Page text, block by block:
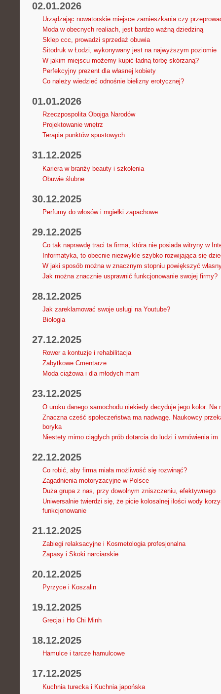
02.01.2026
Urządzając nowatorskie miejsce zamieszkania czy
Moda w obecnych realiach, jest bardzo ważną dziedziną
Sklep ccc, prowadzi sprzedaż obuwia
Sitodruk w Łodzi, wykonywany jest na najwyższym poziomie
W jakim miejscu możemy kupić ładną torbę skórzaną?
Perfekcyjny prezent dla własnej kobiety
Co należy wiedzieć odnośnie bielizny erotycznej?
01.01.2026
Rzeczpospolita Obojga Narodów
Projektowanie wnętrz
Terapia punktów spustowych
31.12.2025
Kariera w branży beauty i szkolenia
Obuwie ślubne
30.12.2025
Perfumy do włosów i mgiełki zapachowe
29.12.2025
Co tak naprawdę traci ta firma, która nie posiada witryny w
Informatyka, to obecnie niezwykle szybko rozwijająca się
W jaki sposób można w znacznym stopniu powiększyć
Jak można znacznie usprawnić funkcjonowanie swojej firmy?
28.12.2025
Jak zareklamować swoje usługi na Youtube?
Biologia
27.12.2025
Rower a kontuzje i rehabilitacja
Zabytkowe Cmentarze
Moda ciążowa i dla młodych mam
23.12.2025
O uroku danego samochodu niekiedy decyduje jego kolor. Na
Znaczna cześć społeczeństwa ma nadwagę. Naukowcy
boryka
Niestety mimo ciągłych prób dotarcia do ludzi i wmówienia im
22.12.2025
Co robić, aby firma miała możliwość się rozwinąć?
Zagadnienia motoryzacyjne w Polsce
Duża grupa z nas, przy dowolnym zniszczeniu, efektywnego
Uniwersalnie twierdzi się, że picie kolosalnej ilości wody
funkcjonowanie
21.12.2025
Zabiegi relaksacyjne i Kosmetologia profesjonalna
Zapasy i Skoki narciarskie
20.12.2025
Pyrzyce i Koszalin
19.12.2025
Grecja i Ho Chi Minh
18.12.2025
Hamulce i tarcze hamulcowe
17.12.2025
Kuchnia turecka i Kuchnia japońska